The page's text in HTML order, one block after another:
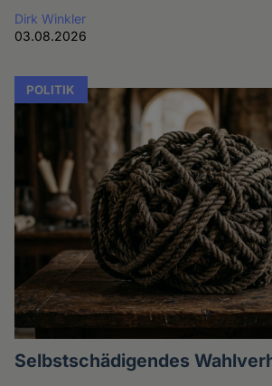
Dirk Winkler
03.08.2026
POLITIK
Selbstschädigendes